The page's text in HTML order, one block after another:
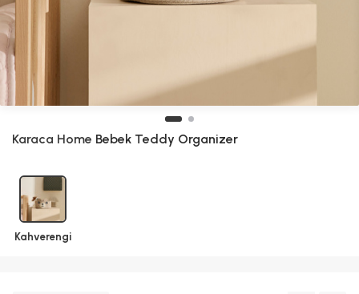
Karaca Home Bebek Teddy Organizer
Kahverengi